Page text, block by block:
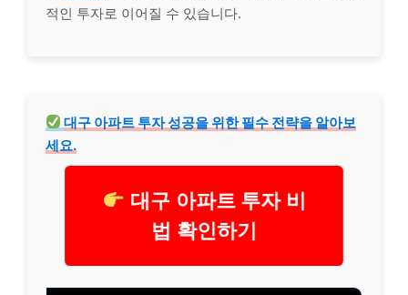
적인 투자로 이어질 수 있습니다.
대구 아파트 투자 성공을 위한 필수 전략을 알아보
세요.
대구 아파트 투자 비
법 확인하기